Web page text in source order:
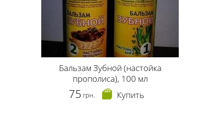
Бальзам Зубной (настойка
прополиса), 100 мл
75 грн. Купить